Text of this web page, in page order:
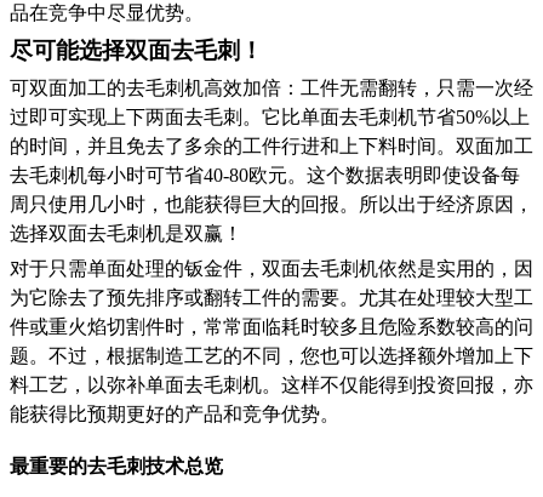
品在竞争中尽显优势。
尽可能选择双面去毛刺！
可双面加工的去毛刺机高效加倍：工件无需翻转，只需一次经
过即可实现上下两面去毛刺。它比单面去毛刺机节省50%以上
的时间，并且免去了多余的工件行进和上下料时间。双面加工
去毛刺机每小时可节省40-80欧元。这个数据表明即使设备每
周只使用几小时，也能获得巨大的回报。所以出于经济原因，
选择双面去毛刺机是双赢！
对于只需单面处理的钣金件，双面去毛刺机依然是实用的，因
为它除去了预先排序或翻转工件的需要。尤其在处理较大型工
件或重火焰切割件时，常常面临耗时较多且危险系数较高的问
题。不过，根据制造工艺的不同，您也可以选择额外增加上下
料工艺，以弥补单面去毛刺机。这样不仅能得到投资回报，亦
能获得比预期更好的产品和竞争优势。
最重要的去毛刺技术总览